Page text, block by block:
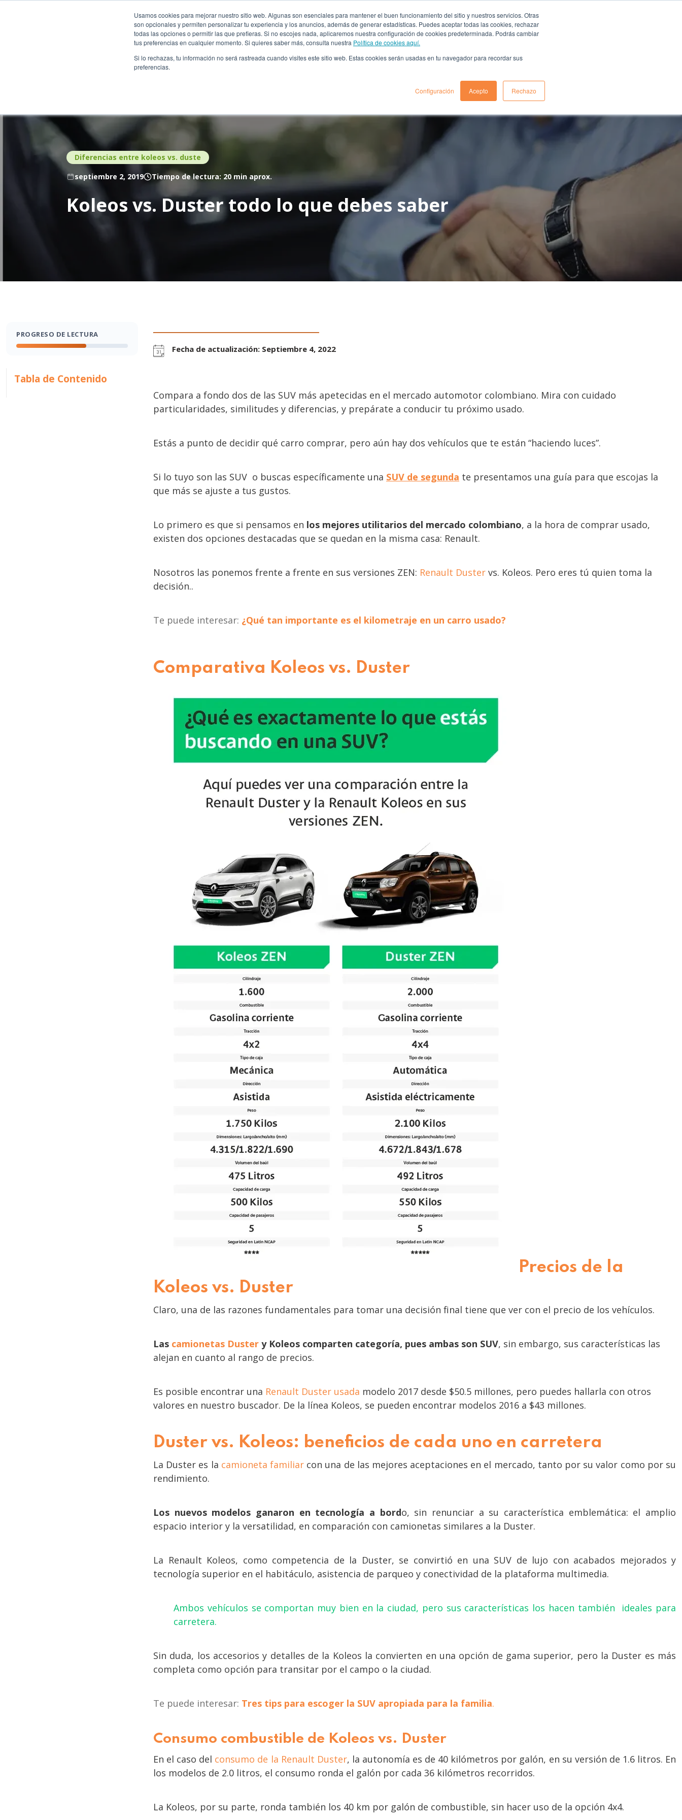
Usamos cookies para mejorar nuestro sitio web. Algunas son esenciales para mantener el buen funcionamiento del sitio y nuestros servicios. Otras
son opcionales y permiten personalizar tu experiencia y los anuncios, además de generar estadísticas. Puedes aceptar todas las cookies, rechazar
todas las opciones o permitir las que prefieras. Si no escojes nada, aplicaremos nuestra configuración de cookies predeterminada. Podrás cambiar
tus preferencias en cualquier momento. Si quieres saber más, consulta nuestra Política de cookies aquí.
Si lo rechazas, tu información no será rastreada cuando visites este sitio web. Estas cookies serán usadas en tu navegador para recordar sus
preferencias.
Configuración Acepto Rechazo
Usados Renting ColombiaRenting ColombiaLocaliza
Catálogo Quiénes Somos Financiación Seguros Sedes
Diferencias entre koleos vs. duste
septiembre 2, 2019
Tiempo de lectura: 20 min aprox.
Koleos vs. Duster todo lo que debes saber
PROGRESO DE LECTURA
Tabla de Contenido
Fecha de actualización: Septiembre 4, 2022
Compara a fondo dos de las SUV más apetecidas en el mercado automotor colombiano. Mira con cuidado
particularidades, similitudes y diferencias, y prepárate a conducir tu próximo usado.
Estás a punto de decidir qué carro comprar, pero aún hay dos vehículos que te están “haciendo luces”.
Si lo tuyo son las SUV o buscas específicamente una SUV de segunda te presentamos una guía para que escojas la
que más se ajuste a tus gustos.
Lo primero es que si pensamos en los mejores utilitarios del mercado colombiano, a la hora de comprar usado,
existen dos opciones destacadas que se quedan en la misma casa: Renault.
Nosotros las ponemos frente a frente en sus versiones ZEN: Renault Duster vs. Koleos. Pero eres tú quien toma la
decisión..
Te puede interesar: ¿Qué tan importante es el kilometraje en un carro usado?
Comparativa Koleos vs. Duster
Precios de la
Koleos vs. Duster
Claro, una de las razones fundamentales para tomar una decisión final tiene que ver con el precio de los vehículos.
Las camionetas Duster y Koleos comparten categoría, pues ambas son SUV, sin embargo, sus características las
alejan en cuanto al rango de precios.
Es posible encontrar una Renault Duster usada modelo 2017 desde $50.5 millones, pero puedes hallarla con otros
valores en nuestro buscador. De la línea Koleos, se pueden encontrar modelos 2016 a $43 millones.
Duster vs. Koleos: beneficios de cada uno en carretera
La Duster es la camioneta familiarcon una de las mejores aceptaciones en el mercado, tanto por su valor como por su
rendimiento.
Los nuevos modelos ganaron en tecnología a bordo, sin renunciar a su característica emblemática: el amplio
espacio interior y la versatilidad, en comparación con camionetas similares a la Duster.
La Renault Koleos, como competencia de la Duster, se convirtió en una SUV de lujo con acabados mejorados y
tecnología superior en el habitáculo, asistencia de parqueo y conectividad de la plataforma multimedia.
Ambos vehículos se comportan muy bien en la ciudad, pero sus características los hacen también ideales para
carretera.
Sin duda, los accesorios y detalles de la Koleos la convierten en una opción de gama superior, pero la Duster es más
completa como opción para transitar por el campo o la ciudad.
Te puede interesar: Tres tips para escoger la SUV apropiada para la familia.
Consumo combustible de Koleos vs. Duster
En el caso del consumo de la Renault Duster, la autonomía es de 40 kilómetros por galón, en su versión de 1.6 litros. En
los modelos de 2.0 litros, el consumo ronda el galón por cada 36 kilómetros recorridos.
La Koleos, por su parte, ronda también los 40 km por galón de combustible, sin hacer uso de la opción 4x4.